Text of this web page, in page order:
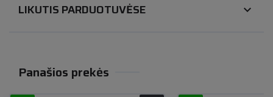
LIKUTIS PARDUOTUVĖSE expand_more
Panašios prekės